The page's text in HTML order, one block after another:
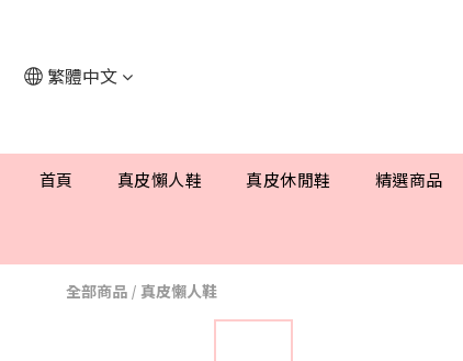
繁體中文
首頁 真皮懶人鞋 真皮休閒鞋 精選商品
全部商品 / 真皮懶人鞋